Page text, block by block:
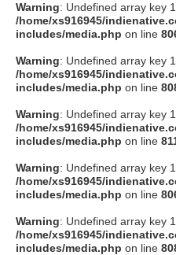
Facebook
instagram
Tumblr
Soundcloud
to indienative
Warning: Undefined array key
/home/xs916945/
includes/media.php on line
Warning: Undefined array key
/home/xs916945/
includes/media.php on line
Warning: Undefined array key
/home/xs916945/
includes/media.php on line
Warning: Undefined array key
/home/xs916945/
includes/media.php on line
Warning: Undefined array key
/home/xs916945/
includes/media.php on line